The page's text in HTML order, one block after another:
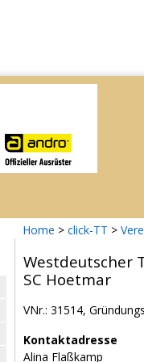
Home > click-TT >
Westdeutscher
SC Hoetmar
VNr.: 31514,
Kontaktadresse
Alina Flaßkamp